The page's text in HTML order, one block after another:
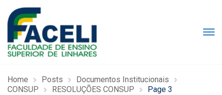
Home Posts
Documentos Institucionais
CONSUP
RESOLUÇÕES CONSUP Page 3